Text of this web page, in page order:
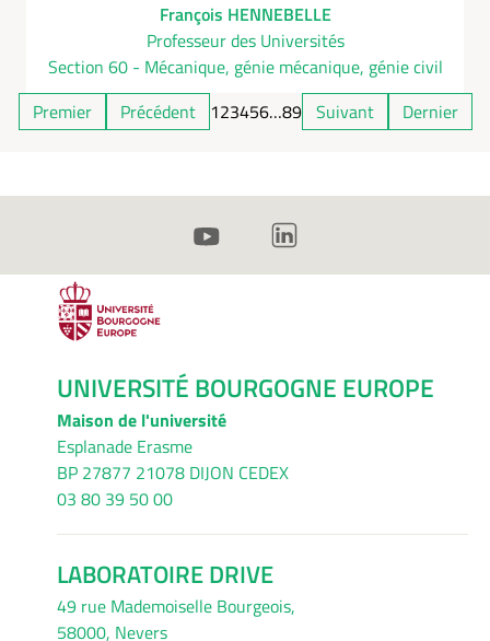
François HENNEBELLE
Professeur des Universités
Section 60 - Mécanique, génie mécanique, génie civil
Premier
Précédent 123456…89 Suivant Dernier
UNIVERSITÉ BOURGOGNE EUROPE
Maison de l'université
Esplanade Erasme
BP 27877 21078 DIJON CEDEX
03 80 39 50 00
LABORATOIRE DRIVE
49 rue Mademoiselle Bourgeois,
58000, Nevers